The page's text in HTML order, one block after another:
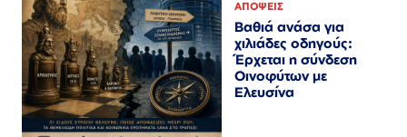
ΑΠΟΨΕΙΣ
Βαθιά ανάσα για
χιλιάδες οδηγούς:
Έρχεται η σύνδεση
Οινοφύτων με
Ελευσίνα